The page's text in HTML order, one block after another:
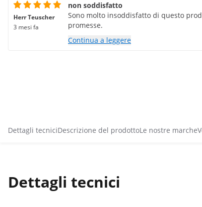
Herr Teuscher
3 mesi fa
non soddisfatto
Sono molto insoddisfatto di questo
promesse.
Continua a leggere
Dettagli tecniciDescrizione del prodottoLe nostre marche
Dettagli tecnici